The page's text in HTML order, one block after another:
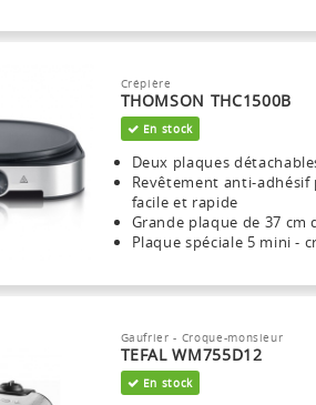
Crépière
THOMSON THC1500B
En stock
Deux plaques
Revêtement anti-
facile et rapide
Grande plaque de 37 cm
Plaque spéciale 5 mini -
Gaufrier - Croque-monsieur
TEFAL WM755D12
En stock